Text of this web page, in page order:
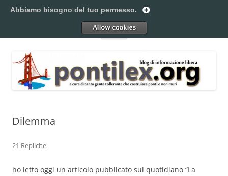
al
Pontilex
Menu
Dilemma
21 Repliche
ho letto oggi un articolo pubblicato sul quotidiano “La
Abbiamo bisogno del tuo permesso.